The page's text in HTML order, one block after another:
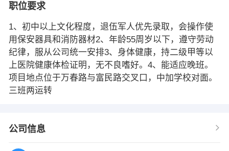
职位要求
1、初中以上文化程度，退伍军人优先录取，会操作使
用保安器具和消防器材2、年龄55周岁以下，遵守劳动
纪律，服从公司统一安排3、身体健康，持二级甲等以
上医院健康体检证明，无不良嗜好。4、能适应晚班。
项目地点位于万春路与富民路交叉口，中加学校对面。
三班两运转
公司信息